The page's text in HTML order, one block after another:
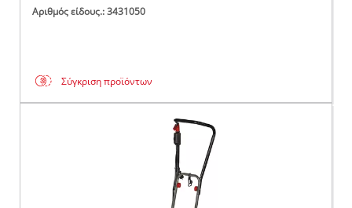
Αριθμός είδους.: 3431050
Σύγκριση προϊόντων